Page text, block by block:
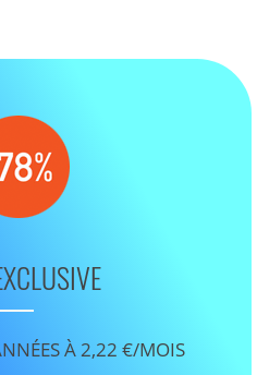
À 2,22 €/MOIS